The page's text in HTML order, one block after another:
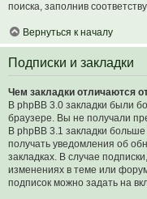
поиска, заполнив
Вернуться к началу
Подписки и закладки
Чем закладки отличаются
В phpBB 3.0 закладки были
браузере. Вы не получали
В phpBB 3.1 закладки
получать уведомления об
закладках. В случае
изменениях в теме или
подписок можно задать на